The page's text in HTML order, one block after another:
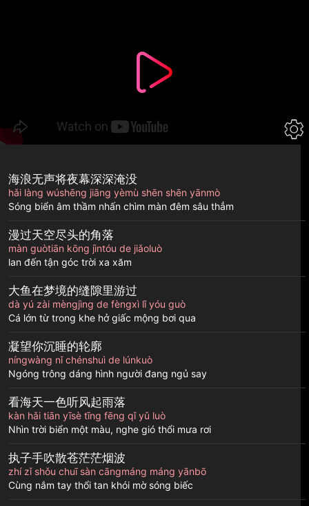
海浪无声将夜幕深深淹没
hǎi làng wúshēng jiāng yèmù shēn shēn yānmò
Sóng biển âm thầm nhấn chìm màn đêm sâu thẳm
漫过天空尽头的角落
màn guòtiān kōng jìntóu de jiǎoluò
lan đến tận góc trời xa xăm
大鱼在梦境的缝隙里游过
dà yú zài mèngjìng de fèngxì lǐ yóu guò
Cá lớn từ trong khe hở giấc mộng bơi qua
凝望你沉睡的轮廓
níngwàng nǐ chénshuì de lúnkuò
Ngóng trông dáng hình người đang ngủ say
看海天一色听风起雨落
kàn hǎi tiān yīsè tīng fēng qǐ yǔ luò
Nhìn trời biển một màu, nghe gió thổi mưa rơi
执子手吹散苍茫茫烟波
zhí zǐ shǒu chuī sàn cāngmáng máng yānbō
Cùng nắm tay thổi tan khói mờ sóng biếc